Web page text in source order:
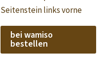
Seitenstein links vorne
bei wamiso
bestellen